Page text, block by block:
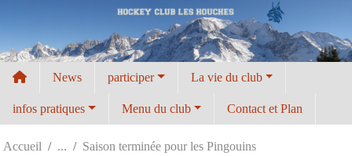
News participer La vie du club
infos pratiques Menu du club Contact et Plan
Accueil Saison terminée pour les Pingouins
Panneau de gestion des cookies